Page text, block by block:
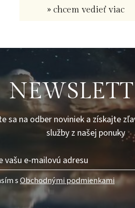
» chcem vedieť viac
sa na odber noviniek a získajte
služby z našej ponuky
sObchodnými podmienkami